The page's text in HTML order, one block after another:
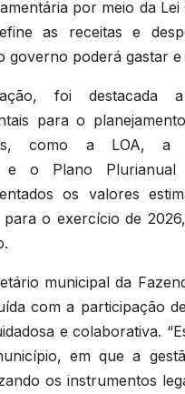
por meio da
as receitas e
governo poderá gastar e
foi destacada
para o
como a LOA, a
e o Plano Plurianual
os valores
o exercício de
municipal da
com a participação
e colaborativa.
em que a
os instrumentos